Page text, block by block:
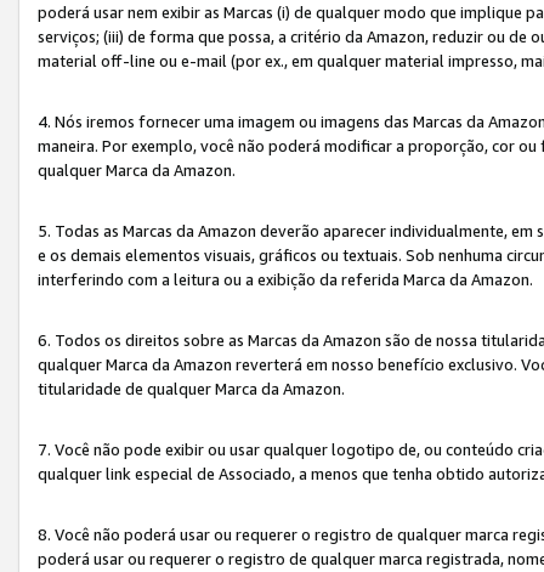
poderá usar nem exibir as Marcas (i) de qualquer modo que implique
serviços; (iii) de forma que possa, a critério da Amazon, reduzir ou de
material off-line ou e-mail (por ex., em qualquer material impresso,
4. Nós iremos fornecer uma imagem ou imagens das Marcas da
maneira. Por exemplo, você não poderá modificar a proporção, cor
qualquer Marca da Amazon.
5. Todas as Marcas da Amazon deverão aparecer individualmente,
e os demais elementos visuais, gráficos ou textuais. Sob nenhuma
interferindo com a leitura ou a exibição da referida Marca da Amazon.
6. Todos os direitos sobre as Marcas da Amazon são de nossa
qualquer Marca da Amazon reverterá em nosso benefício exclusivo.
titularidade de qualquer Marca da Amazon.
7. Você não pode exibir ou usar qualquer logotipo de, ou conteúdo
qualquer link especial de Associado, a menos que tenha obtido
8. Você não poderá usar ou requerer o registro de qualquer marca
poderá usar ou requerer o registro de qualquer marca registrada,